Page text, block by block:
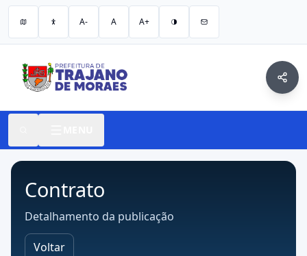
A- A A+
Contrato
Detalhamento da publicação
Voltar